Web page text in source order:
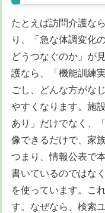
たとえば訪問介護な
り、「急な体調変化
どうつなぐのか」が
護なら、「機能訓練
ごし、どんな方がな
やすくなります。施
あり」だけでなく、
像できるだけで、家
つまり、情報公表で
書いているのではなく
を使っています。こ
す。なぜなら、検索